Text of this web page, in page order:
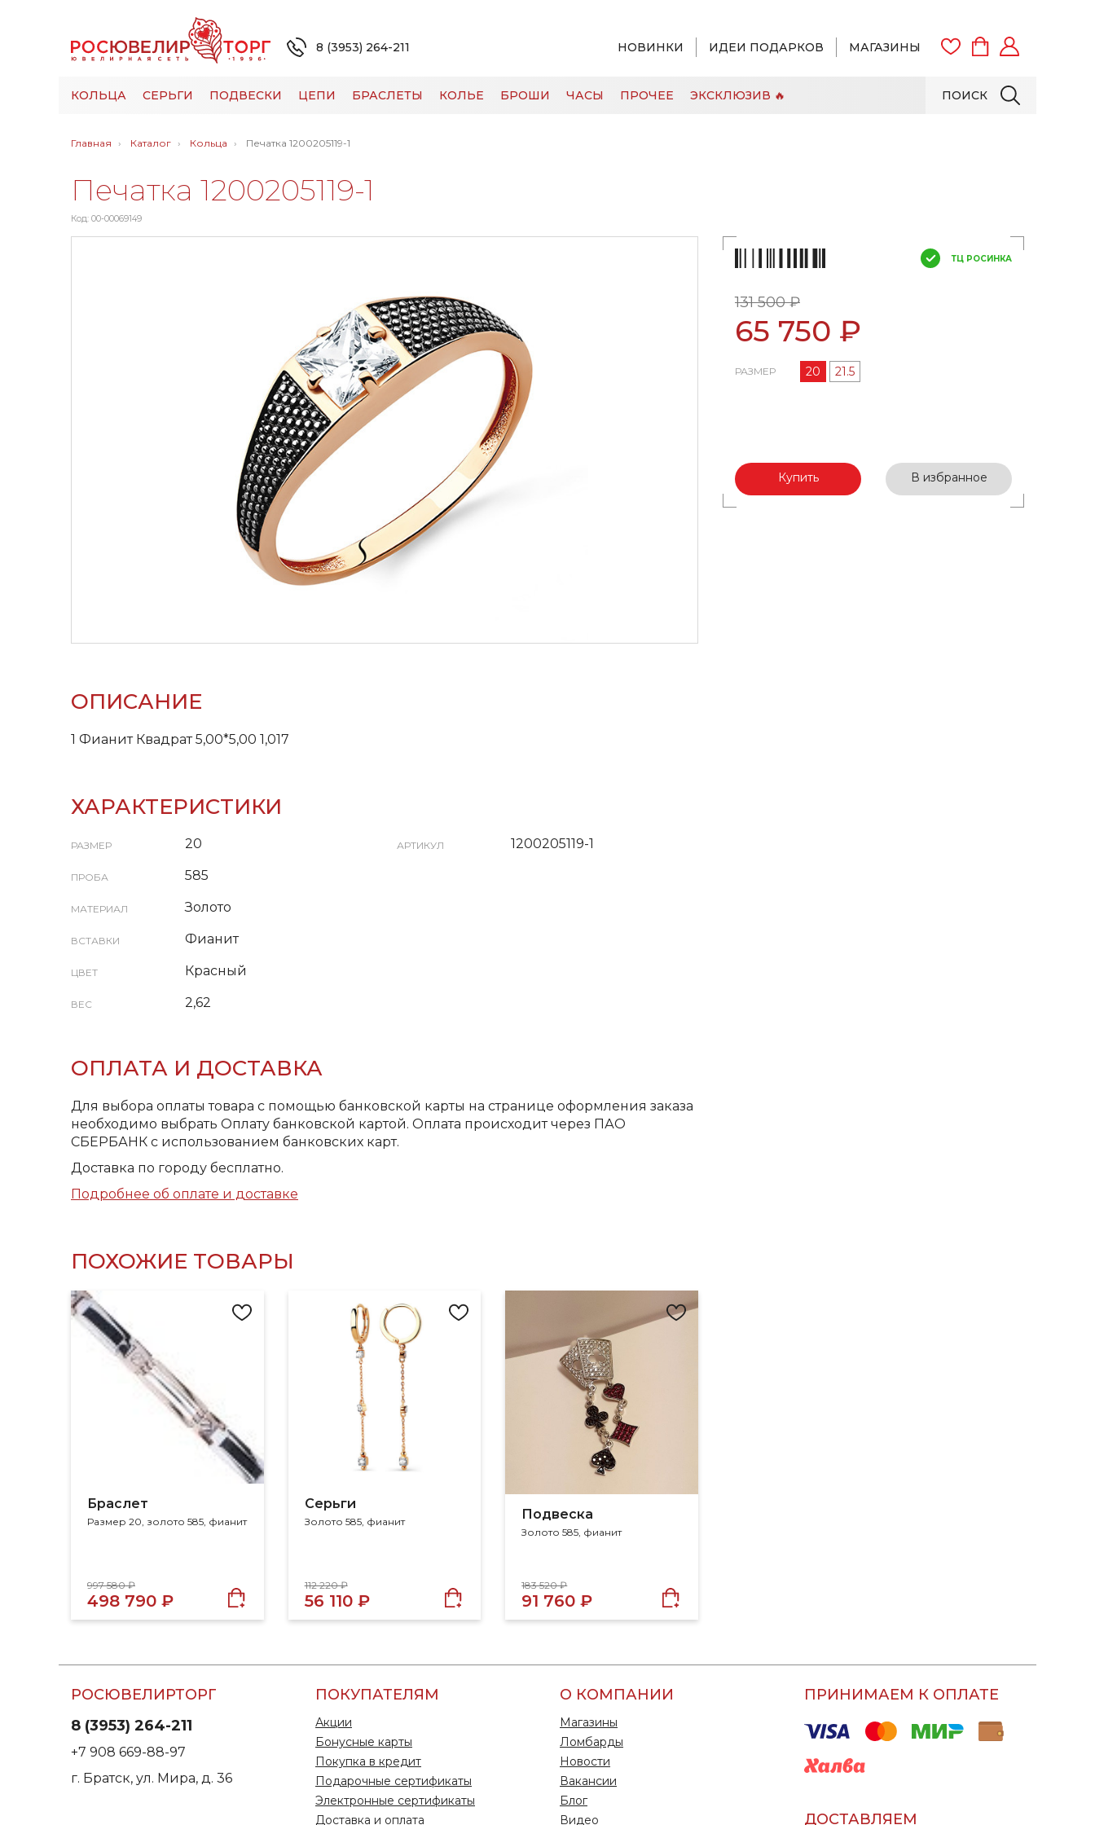
8 (3953) 264-211 НОВИНКИ ИДЕИ ПОДАРКОВ МАГАЗИНЫ
ПОИСК
КОЛЬЦА СЕРЬГИ ПОДВЕСКИ ЦЕПИ БРАСЛЕТЫ КОЛЬЕ БРОШИ ЧАСЫ ПРОЧЕЕ ЭКСКЛЮЗИВ 🔥
Главная Каталог Кольца Печатка 1200205119-1
Печатка 1200205119-1
Код: 00-00069149
ОПИСАНИЕ
1 Фианит Квадрат 5,00*5,00 1,017
ХАРАКТЕРИСТИКИ
РАЗМЕР 20
ПРОБА 585
МАТЕРИАЛ Золото
ВСТАВКИ Фианит
ЦВЕТ Красный
ВЕС 2,62
АРТИКУЛ 1200205119-1
ОПЛАТА И ДОСТАВКА
Для выбора оплаты товара с помощью банковской карты на странице оформления заказа
необходимо выбрать Оплату банковской картой. Оплата происходит через ПАО
СБЕРБАНК с использованием банковских карт.
Доставка по городу бесплатно.
Подробнее об оплате и доставке
ПОХОЖИЕ ТОВАРЫ
Браслет
Размер 20, золото 585, фианит
997 580 ₽
498 790 ₽
Серьги
Золото 585, фианит
112 220 ₽
56 110 ₽
Подвеска
Золото 585, фианит
183 520 ₽
91 760 ₽
ТЦ РОСИНКА
131 500 ₽
65 750 ₽
РАЗМЕР 20 21.5
Купить В избранное
РОСЮВЕЛИРТОРГ
8 (3953) 264-211
+7 908 669-88-97
г. Братск, ул. Мира, д. 36
ПОКУПАТЕЛЯМ
Акции
Бонусные карты
Покупка в кредит
Подарочные сертификаты
Электронные сертификаты
Доставка и оплата
О КОМПАНИИ
Магазины
Ломбарды
Новости
Вакансии
Блог
Видео
ПРИНИМАЕМ К ОПЛАТЕ
ДОСТАВЛЯЕМ